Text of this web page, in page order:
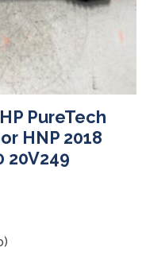
PureTech
HNP 2018
20V249